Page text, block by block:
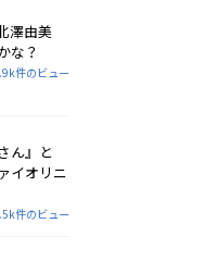
澤由美
な？
件のビュー
ん』と
イオリニ
件のビュー